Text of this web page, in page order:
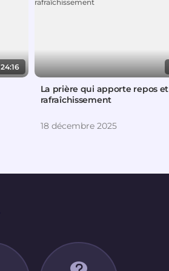
24:16
La prière qui apporte repos et
rafraîchissement
18 décembre 2025